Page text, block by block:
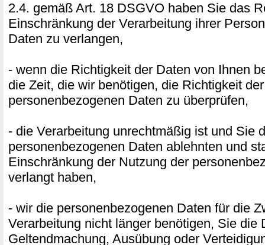
2.4. gemäß Art. 18 DSGVO haben Sie das
Einschränkung der Verarbeitung ihrer
Daten zu verlangen,
- wenn die Richtigkeit der Daten von Ihnen
die Zeit, die wir benötigen, die Richtigkeit der
personenbezogenen Daten zu überprüfen,
- die Verarbeitung unrechtmäßig ist und Sie
personenbezogenen Daten ablehnten und
Einschränkung der Nutzung der
verlangt haben,
- wir die personenbezogenen Daten für die
Verarbeitung nicht länger benötigen, Sie die
Geltendmachung, Ausübung oder